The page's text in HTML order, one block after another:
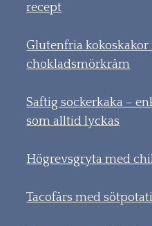
recept
Glutenfria kokoskakor
chokladsmörkräm
Saftig sockerkaka –
som alltid lyckas
Högrevsgryta med
Tacofärs med